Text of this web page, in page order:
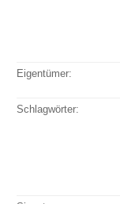
Eigentümer:
Schlagwörter: